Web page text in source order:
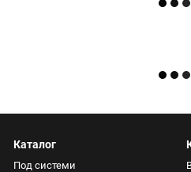
Каталог
Под системи